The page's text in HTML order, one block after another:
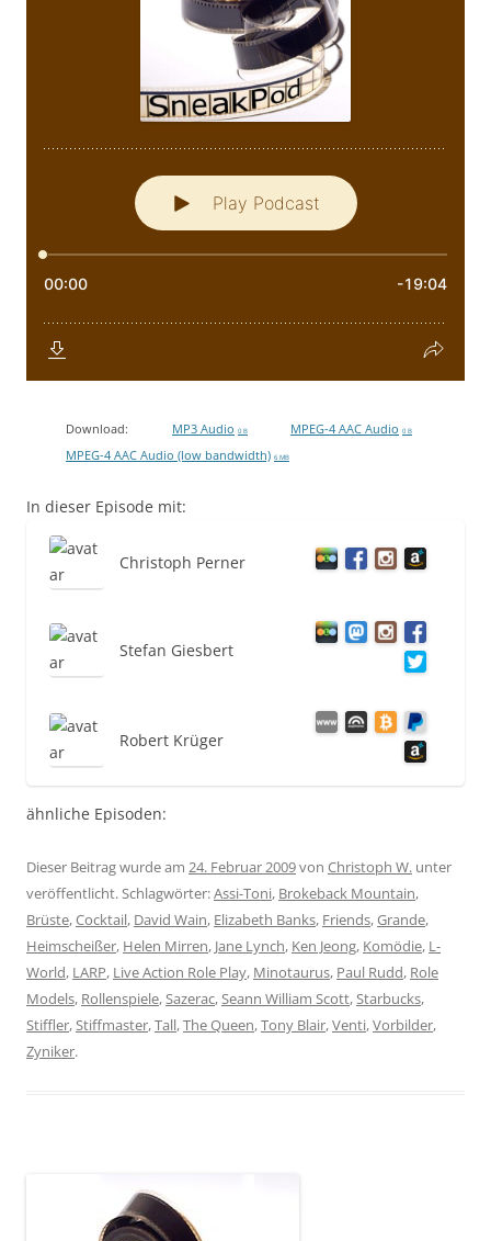
Download: MP3 Audio 0 B MPEG-4 AAC Audio 0 B
MPEG-4 AAC Audio (low bandwidth) 6 MB
In dieser Episode mit:
Christoph Perner
Stefan Giesbert
Robert Krüger
ähnliche Episoden:
Dieser Beitrag wurde am 24. Februar 2009von Christoph W. unter
veröffentlicht. Schlagwörter:Assi-Toni, Brokeback Mountain,
Brüste,Cocktail, David Wain, Elizabeth Banks, Friends,Grande,
Heimscheißer, Helen Mirren, Jane Lynch, Ken Jeong, Komödie, L-
World, LARP, Live Action Role Play, Minotaurus, Paul Rudd, Role
Models, Rollenspiele,Sazerac,Seann William Scott,Starbucks,
Stiffler,Stiffmaster,Tall,The Queen,Tony Blair,Venti,Vorbilder,
Zyniker.